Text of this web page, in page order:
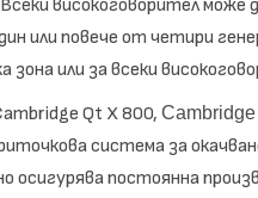
високоговорител може
или повече от четири
или за всеки
Qt X 800, Cambridge
система за
осигурява постоянна